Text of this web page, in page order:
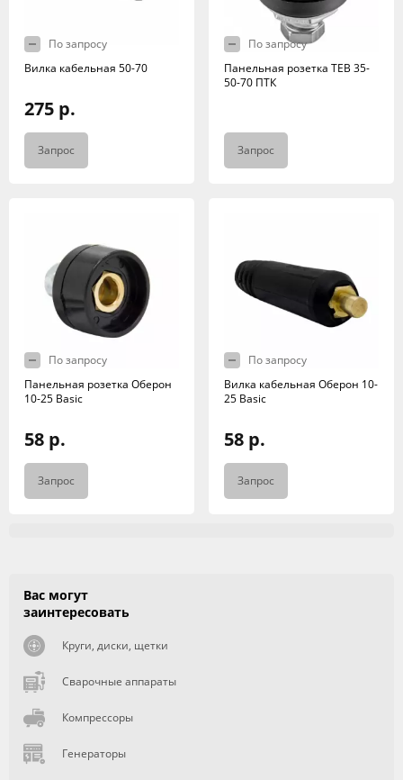
По запросу
Вилка кабельная 50-70
275 р.
Запрос
По запросу
Панельная розетка TEB 35-
50-70 ПТК
Запрос
По запросу
Панельная розетка Оберон
10-25 Basic
58 р.
Запрос
По запросу
Вилка кабельная Оберон 10-
25 Basic
58 р.
Запрос
Вас могут
заинтересовать
Круги, диски, щетки
Сварочные аппараты
Компрессоры
Генераторы